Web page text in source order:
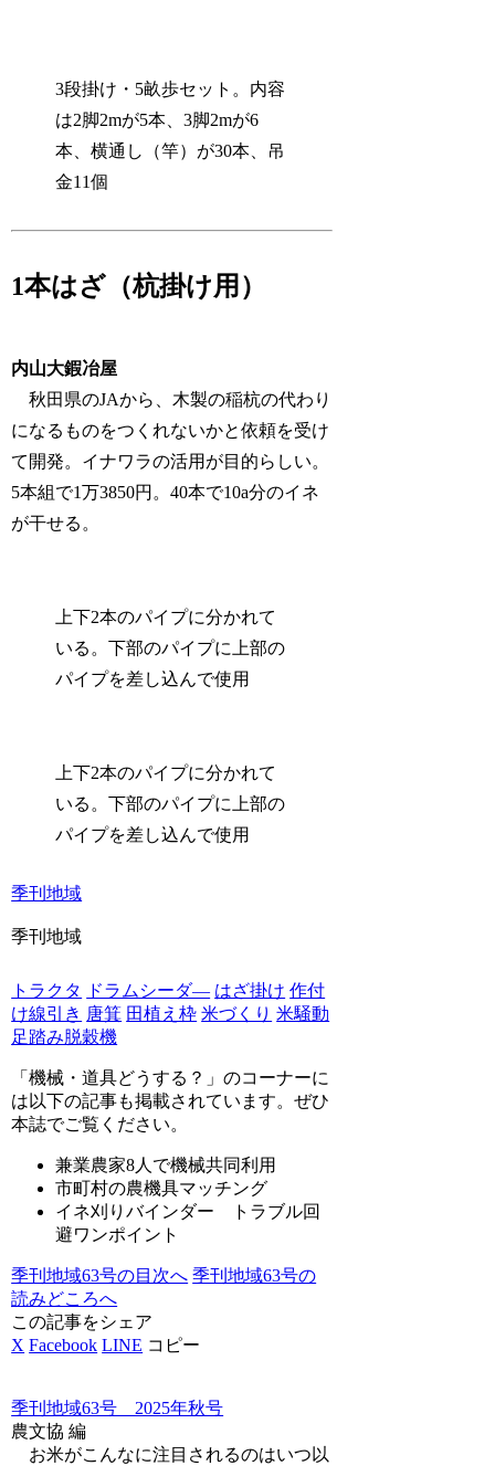
3段掛け・5畝歩セット。内容
は2脚2mが5本、3脚2mが6
本、横通し（竿）が30本、吊
金11個
1本はざ（杭掛け用）
内山大鍜冶屋
秋田県のJAから、木製の稲杭の代わり
になるものをつくれないかと依頼を受け
て開発。イナワラの活用が目的らしい。
5本組で1万3850円。40本で10a分のイネ
が干せる。
上下2本のパイプに分かれて
いる。下部のパイプに上部の
パイプを差し込んで使用
上下2本のパイプに分かれて
いる。下部のパイプに上部の
パイプを差し込んで使用
季刊地域
季刊地域
トラクタ ドラムシーダ― はざ掛け 作付
け線引き 唐箕 田植え枠 米づくり 米騒動
足踏み脱穀機
「機械・道具どうする？ 」のコーナーに
は以下の記事も掲載されています。ぜひ
本誌でご覧ください。
兼業農家8人で機械共同利用
市町村の農機具マッチング
イネ刈りバインダー トラブル回
避ワンポイント
季刊地域63号の目次へ 季刊地域63号の
読みどころへ
この記事をシェア
X Facebook LINE コピー
季刊地域63号 2025年秋号
農文協 編
お米がこんなに注目されるのはいつ以